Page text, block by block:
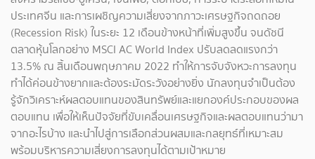
ประเทศจีน และการเผชิญความเสี่ยงจากภาวะเศรษฐกิจถดถอย
(Recession Risk) ในระยะ 12 เดือนข้างหน้าที่เพิ่มสูงขึ้น จนดัชนี
ตลาดหุ้นโลกอย่าง MSCI AC World Index ปรับลดลดแรงกว่า
13.5% ณ สิ้นเดือนพฤษภาคม 2022 ทำให้การจับจังหวะการลงทุน
ทำได้ค่อนข้างยากและต้องระมัดระวังอย่างยิ่ง นักลงทุนจำเป็นต้อง
รู้จักวิเคราะห์ผลตอบแทนของสินทรัพย์และแยกองค์ประกอบของผล
ตอบแทน เพื่อให้เห็นปัจจัยที่ขับเคลื่อนเศรษฐกิจและผลตอบแทนว่ามา
จากอะไรบ้าง และนำไปสู่การเลือกส่วนผสมและกลยุทธ์ที่เหมาะสม
พร้อมบริหารความเสี่ยงการลงทุนได้ตามเป้าหมาย